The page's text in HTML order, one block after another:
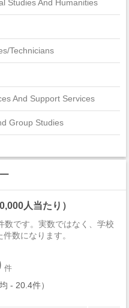
Studies And Humanities
Technicians
And Support Services
Group Studies
Firefighting And Related
Related Fields
人当たり）
数です。実数ではなく、学校
数になります。
件
- 20.4件）